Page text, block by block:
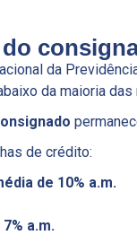
da
da maioria
de crédito:
de 10% a.m.
a.m.